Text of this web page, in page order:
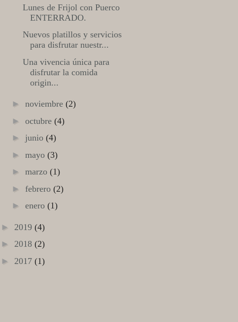
Lunes de Frijol con Puerco
ENTERRADO.
Nuevos platillos y servicios
para disfrutar nuestr...
Una vivencia única para
disfrutar la comida
origin...
► noviembre (2)
► octubre (4)
► junio (4)
► mayo (3)
► marzo (1)
► febrero (2)
► enero (1)
► 2019 (4)
► 2018 (2)
► 2017 (1)